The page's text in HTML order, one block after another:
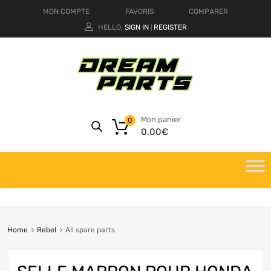
MON COMPTE FAVORIS
COMPARER
HELLO. SIGN IN REGISTER
Mon panier
0.00€
0
Home Rebel All spare parts